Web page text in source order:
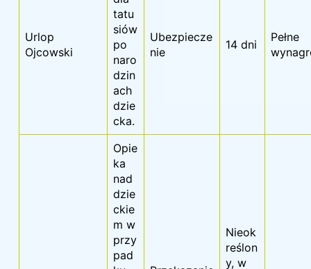
Urlop
Ojcowski
tatu
siów
po
naro
dzin
ach
dzie
cka.
Ubezpiecze
nie
14 dni
Pełne
Opie
ka
nad
dzie
ckie
m w
przy
pad
Nieok
reślon
y, w